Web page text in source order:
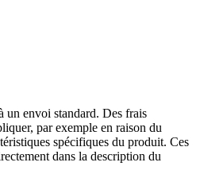
un envoi standard. Des frais
par exemple en raison du
spécifiques du produit. Ces
dans la description du